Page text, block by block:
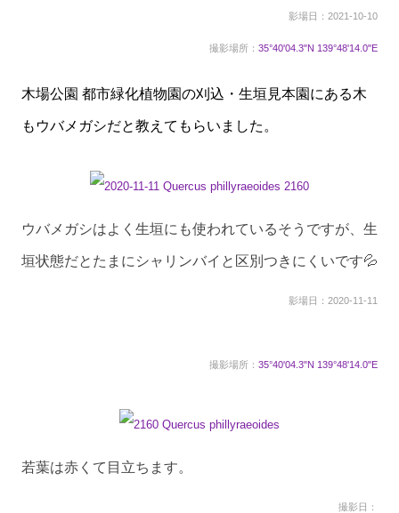
影場日：2021-10-10
撮影場所： 35°40'04.3"N 139°48'14.0"E
木場公園 都市緑化植物園の刈込・生垣見本園にある木
もウバメガシだと教えてもらいました。
ウバメガシはよく生垣にも使われているそうですが、生
垣状態だとたまにシャリンバイと区別つきにくいです💦
影場日：2020-11-11
撮影場所： 35°40'04.3"N 139°48'14.0"E
若葉は赤くて目立ちます。
撮影日：